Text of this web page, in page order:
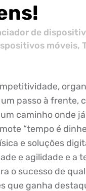
de
móveis,
passo à frente,
caminho onde
“tempo é
e soluções
e agilidade e a
o sucesso de
que ganha